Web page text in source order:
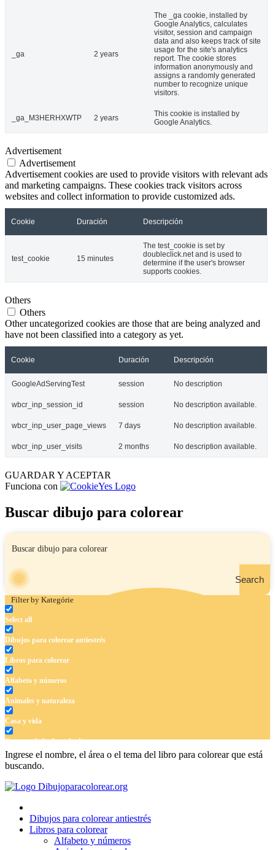
_ga 2 years
The _ga cookie, installed by
Google Analytics, calculates
visitor, session and campaign
data and also keeps track of site
usage for the site's analytics
report. The cookie stores
information anonymously and
assigns a randomly generated
number to recognize unique
visitors.
_ga_M3HERHXWTP 2 years
This cookie is installed by
Google Analytics.
Advertisement
Advertisement
Advertisement cookies are used to provide visitors with relevant ads
and marketing campaigns. These cookies track visitors across
websites and collect information to provide customized ads.
Cookie Duración Descripción
test_cookie 15 minutes
The test_cookie is set by
doubleclick.net and is used to
determine if the user's browser
supports cookies.
Others
Others
Other uncategorized cookies are those that are being analyzed and
have not been classified into a category as yet.
Cookie Duración Descripción
GoogleAdServingTest session No description
wbcr_inp_session_id session No description available.
wbcr_inp_user_page_views 7 days No description available.
wbcr_inp_user_visits 2 months No description available.
GUARDAR Y ACEPTAR
Funciona con
Buscar dibujo para colorear
Search
Filter by Kategórie
Select all
Dibujos para colorear antiestrés
Libros para colorear
Alfabeto y números
Animales y naturaleza
Casa y vida
Cuentos de hadas y hadas
Deporte
Dinosaurios
Flores
Frutas y vegetales
Ingrese el nombre, el área o el tema del libro para colorear que está
buscando.
Dibujos para colorear antiestrés
Libros para colorear
Alfabeto y números